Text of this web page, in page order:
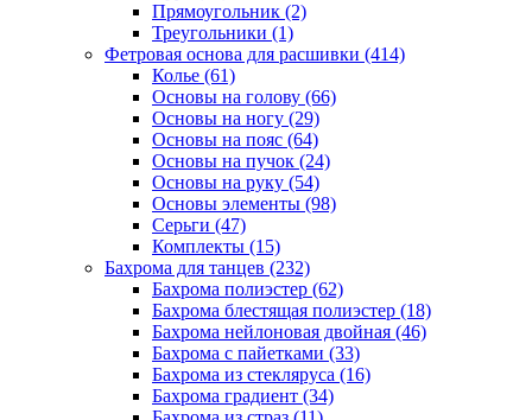
Прямоугольник (2)
Треугольники (1)
Фетровая основа для расшивки (414)
Колье (61)
Основы на голову (66)
Основы на ногу (29)
Основы на пояс (64)
Основы на пучок (24)
Основы на руку (54)
Основы элементы (98)
Серьги (47)
Комплекты (15)
Бахрома для танцев (232)
Бахрома полиэстер (62)
Бахрома блестящая полиэстер (18)
Бахрома нейлоновая двойная (46)
Бахрома с пайетками (33)
Бахрома из стекляруса (16)
Бахрома градиент (34)